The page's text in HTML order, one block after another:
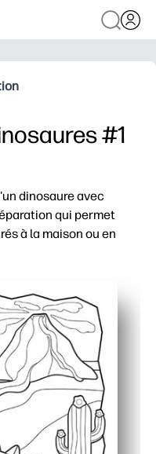
#1
dinosaure avec
qui permet
à la maison ou en
: prenez des
aux enfants
joueurs qui arrivent tôt,
dinosaures et suscite